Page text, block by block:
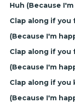
Huh (Because
Clap along if
(Because I'm
Clap along if
(Because I'm
Clap along if you
(Because I'm